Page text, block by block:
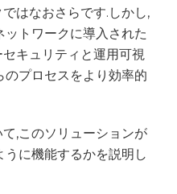
はなおさらです.しかし,
トワークに導入された
キュリティと運用可視
プロセスをより効率的
,このソリューションが
うに機能するかを説明し